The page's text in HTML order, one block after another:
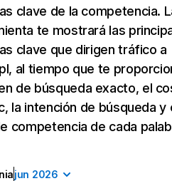
clave de la competencia.
te mostrará las
clave que dirigen tráfico a
al tiempo que te
de búsqueda exacto, el
la intención de búsqueda y
competencia de cada
jun 2026